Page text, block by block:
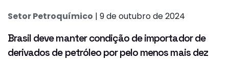
Setor Petroquímico | 9 de outubro de 2024
Brasil deve manter condição de importador de
derivados de petróleo por pelo menos mais dez